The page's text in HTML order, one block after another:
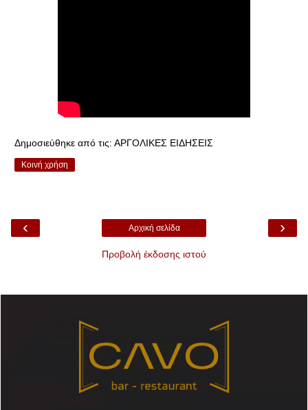
Δημοσιεύθηκε από τις: ΑΡΓΟΛΙΚΕΣ ΕΙΔΗΣΕΙΣ
Κοινή χρήση
‹ ›
Αρχική σελίδα
Προβολή έκδοσης ιστού